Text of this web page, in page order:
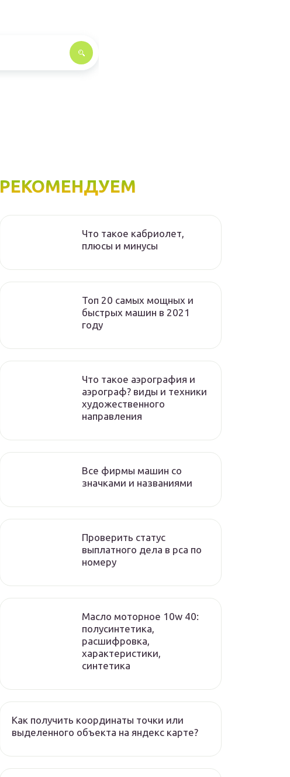
РЕКОМЕНДУЕМ
Что такое кабриолет,
плюсы и минусы
Топ 20 самых мощных и
быстрых машин в 2021
году
Что такое аэрография и
аэрограф? виды и техники
художественного
направления
Все фирмы машин со
значками и названиями
Проверить статус
выплатного дела в рса по
номеру
Масло моторное 10w 40:
полусинтетика,
расшифровка,
характеристики,
синтетика
Как получить координаты точки или
выделенного объекта на яндекс карте?